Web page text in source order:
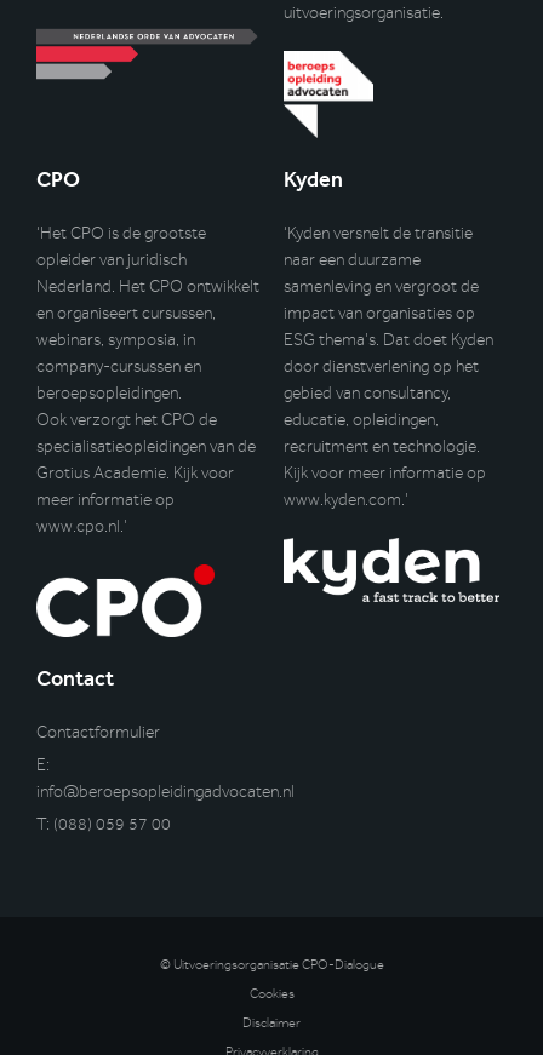
uitvoeringsorganisatie.
CPO
‘Het CPO is de grootste
opleider van juridisch
Nederland. Het CPO ontwikkelt
en organiseert cursussen,
webinars, symposia, in
company-cursussen en
beroepsopleidingen.
Ook verzorgt het CPO de
specialisatieopleidingen van de
Grotius Academie. Kijk voor
meer informatie op
www.cpo.nl.’
Kyden
‘Kyden versnelt de transitie
naar een duurzame
samenleving en vergroot de
impact van organisaties op
ESG thema’s. Dat doet Kyden
door dienstverlening op het
gebied van consultancy,
educatie, opleidingen,
recruitment en technologie.
Kijk voor meer informatie op
www.kyden.com.’
Contact
Contactformulier
E:
info@beroepsopleidingadvocaten.nl
T: (088) 059 57 00
© Uitvoeringsorganisatie CPO-Dialogue
Cookies
Disclaimer